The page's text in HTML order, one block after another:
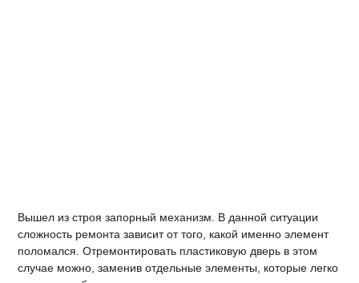
Вышел из строя запорный механизм. В данной ситуации
сложность ремонта зависит от того, какой именно элемент
поломался. Отремонтировать пластиковую дверь в этом
случае можно, заменив отдельные элементы, которые легко